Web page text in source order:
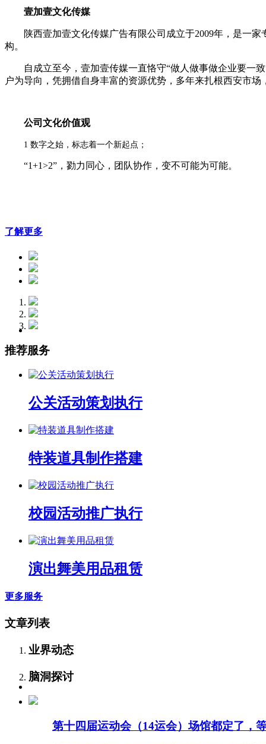
壹加壹文化传媒
陕西壹加壹文化传媒广告有限公司成立于2009年，是一
构。
自成立至今，壹加壹传媒一直恪守“做人做事做企业要一
户为导向，凭拥借自身丰富的资源优势，多年来扎根西安市
公司文化价值观
1 数字之始，标志着一个新起点；
“1+1>2”，勠力同心，团队协作，变不可能为可能。
了解更多
推荐服务
公关活动策划执行
特装道具制作搭建
校园活动推广执行
演出舞美用品租赁
更多服务
文章列表
业界动态
脑洞探讨
第十四届运动会（14运会）场馆都定了，